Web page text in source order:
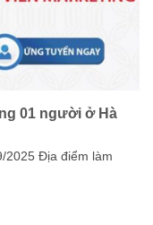
01 người ở Hà
2025 Địa điểm làm